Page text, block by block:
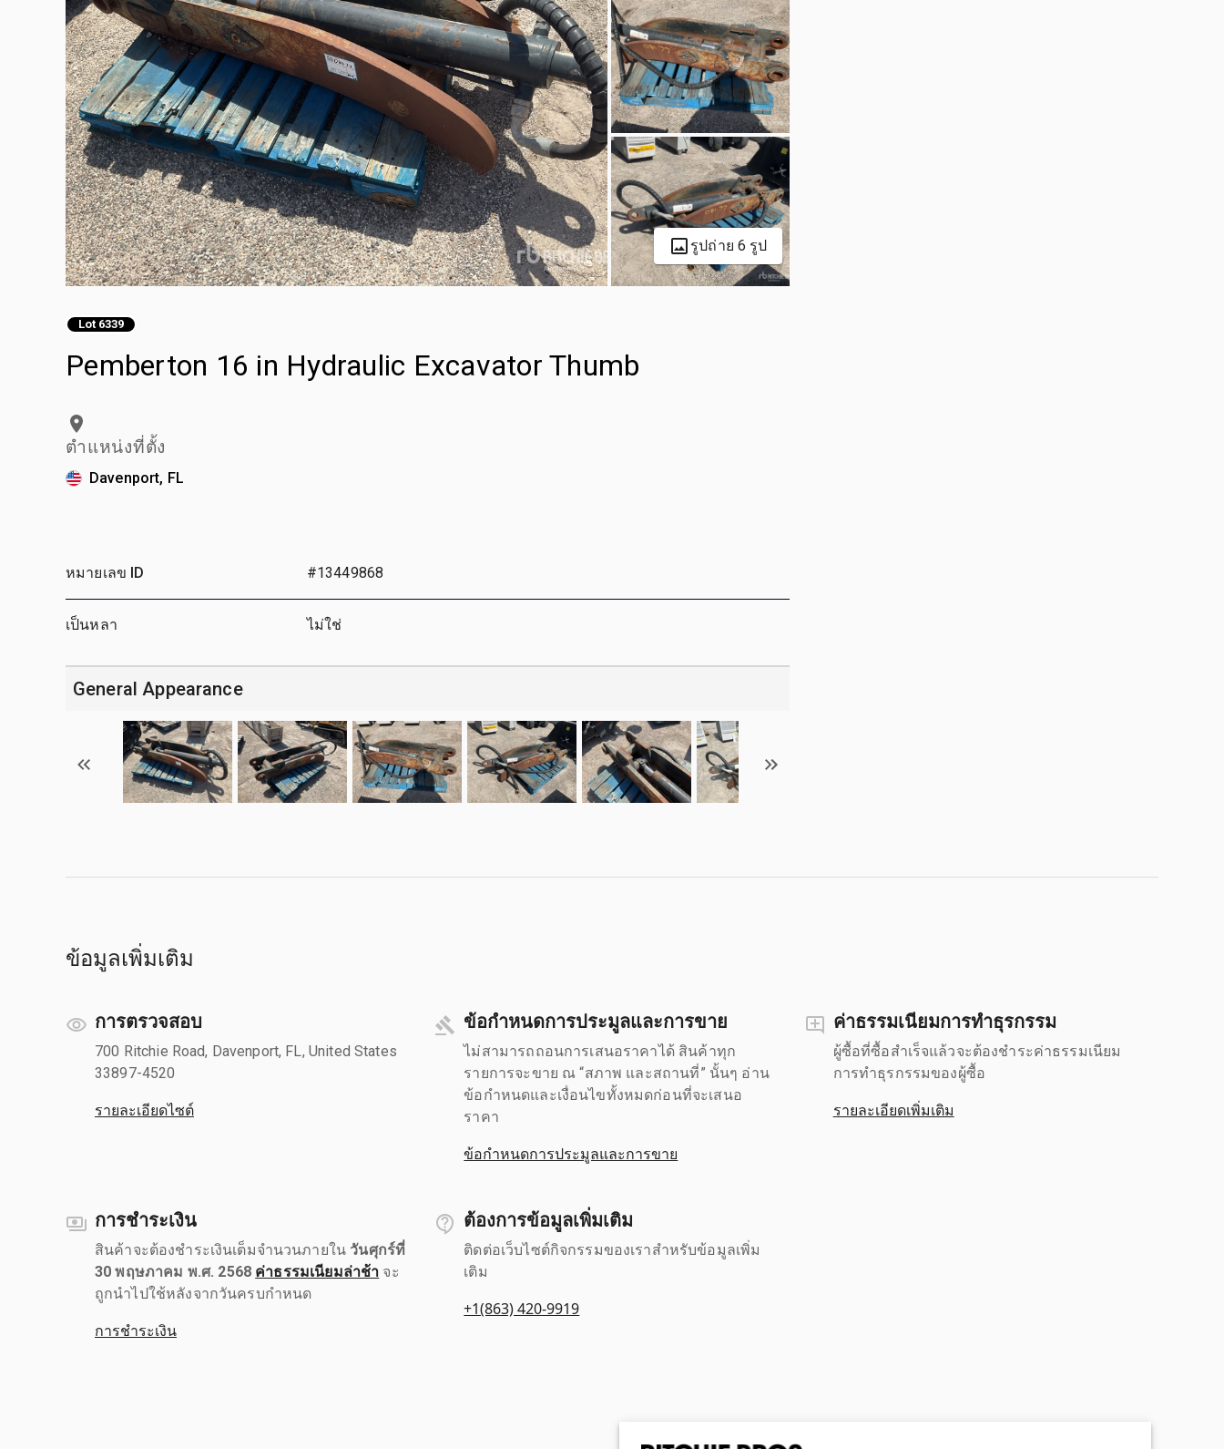
รูปถ่าย 6 รูป
Lot 6339
Pemberton 16 in Hydraulic Excavator Thumb
ตำแหน่งที่ตั้ง
Davenport, FL
หมายเลข ID #13449868
เป็นหลา ไม่ใช่
General Appearance
ข้อมูลเพิ่มเติม
การตรวจสอบ
700 Ritchie Road, Davenport, FL, United States
33897-4520
รายละเอียดไซต์
ข้อกำหนดการประมูลและการขาย
ไม่สามารถถอนการเสนอราคาได้ สินค้าทุก
รายการจะขาย ณ “สภาพ และสถานที่” นั้นๆ อ่าน
ข้อกำหนดและเงื่อนไขทั้งหมดก่อนที่จะเสนอ
ราคา
ข้อกำหนดการประมูลและการขาย
ค่าธรรมเนียมการทำธุรกรรม
ผู้ซื้อที่ซื้อสำเร็จแล้วจะต้องชำระค่าธรรมเนียม
การทำธุรกรรมของผู้ซื้อ
รายละเอียดเพิ่มเติม
การชำระเงิน
สินค้าจะต้องชำระเงินเต็มจำนวนภายใน วันศุกร์ที่
30 พฤษภาคม พ.ศ. 2568 ค่าธรรมเนียมล่าช้า จะ
ถูกนำไปใช้หลังจากวันครบกำหนด
การชำระเงิน
ต้องการข้อมูลเพิ่มเติม
ติดต่อเว็บไซต์กิจกรรมของเราสำหรับข้อมูลเพิ่ม
เติม
+1(863) 420-9919